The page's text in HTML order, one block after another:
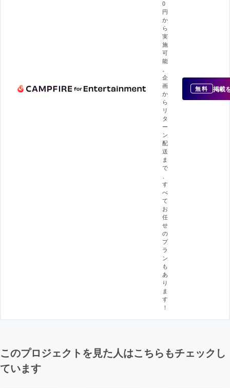
0
円
か
ら
実
施
可
能
企
画
か
ら
リ
タ
ー
ン
配
送
ま
で
す
べ
て
お
任
せ
の
プ
ラ
ン
も
あ
り
ま
す
！
無料 掲載
このプロジェクトを見た人はこちらもチェックし
ています